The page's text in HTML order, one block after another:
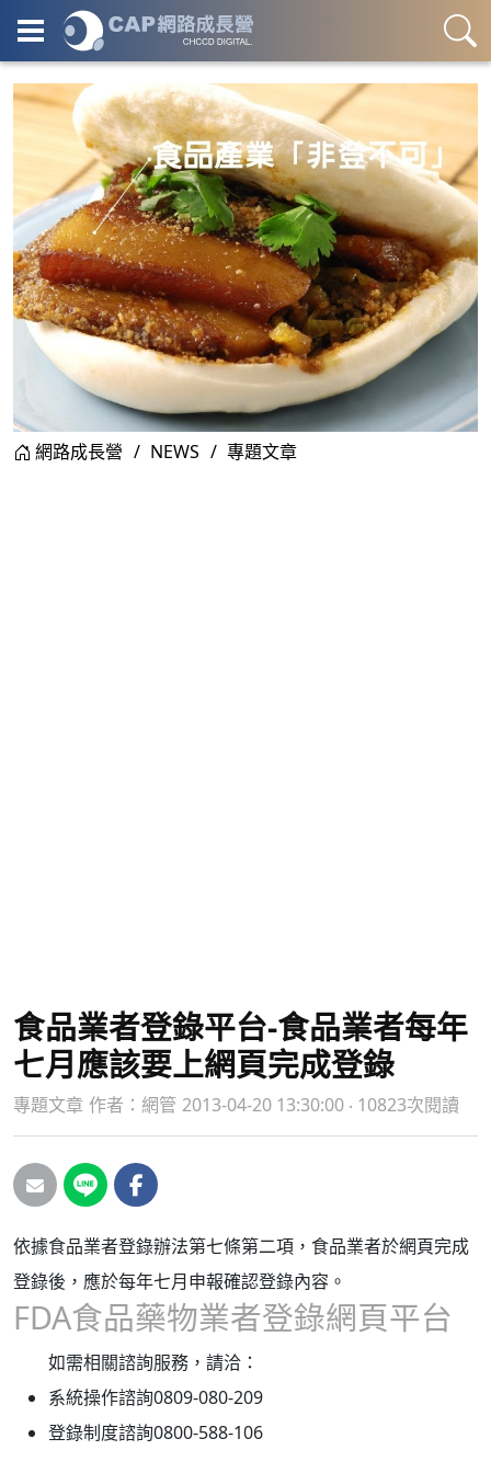
網路成長營 NEWS 專題文章
食品業者登錄平台-食品業者每年
七月應該要上網頁完成登錄
專題文章 作者： 網管 2013-04-20 13:30:00 ‧ 10823次閱讀
依據食品業者登錄辦法第七條第二項，食品業者於網頁完成
登錄後，應於每年七月申報確認登錄內容。
FDA食品藥物業者登錄網頁平台
如需相關諮詢服務，請洽：
系統操作諮詢0809-080-209
登錄制度諮詢0800-588-106